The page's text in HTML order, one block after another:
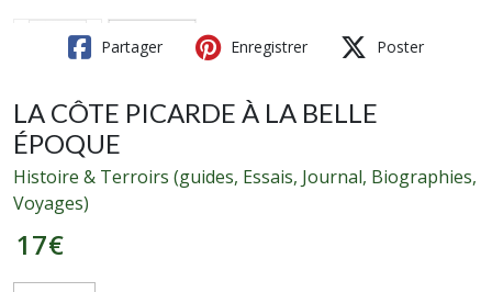
Partager Enregistrer Poster
LA CÔTE PICARDE À LA BELLE
ÉPOQUE
Histoire & Terroirs (guides, Essais, Journal, Biographies,
Voyages)
17€